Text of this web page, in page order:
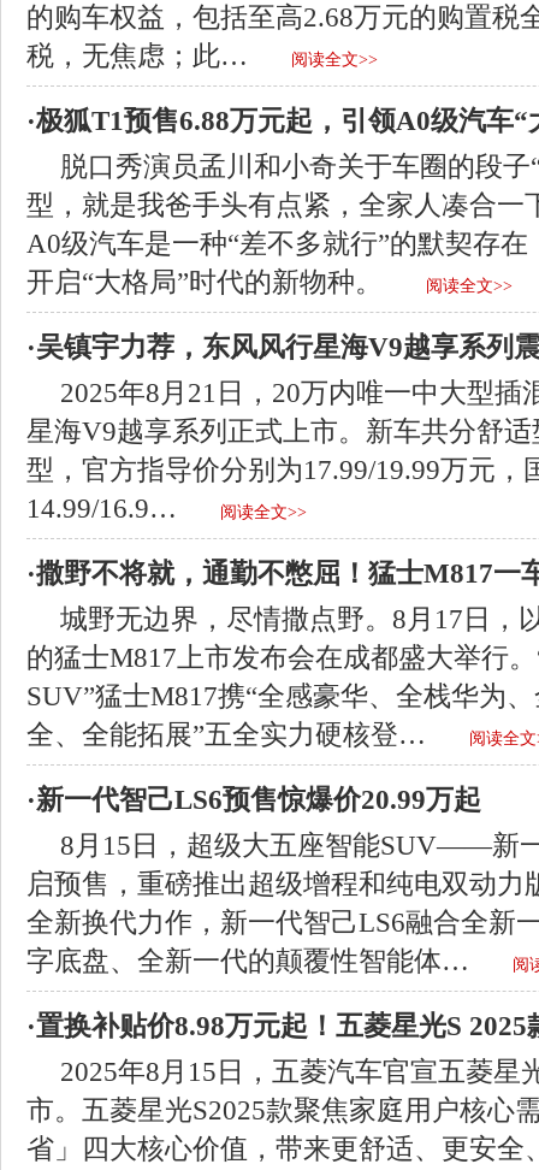
的购车权益，包括至高2.68万元的购置税
税，无焦虑；此…
阅读全文>>
·极狐T1预售6.88万元起，引领A0级汽车“
脱口秀演员孟川和小奇关于车圈的段子
型，就是我爸手头有点紧，全家人凑合一
A0级汽车是一种“差不多就行”的默契存
开启“大格局”时代的新物种。
阅读全文>>
·吴镇宇力荐，东风风行星海V9越享系列
2025年8月21日，20万内唯一中大型
星海V9越享系列正式上市。新车共分舒
型，官方指导价分别为17.99/19.99万元，
14.99/16.9…
阅读全文>>
·撒野不将就，通勤不憋屈！猛士M817一
城野无边界，尽情撒点野。8月17日，
的猛士M817上市发布会在成都盛大举行
SUV”猛士M817携“全感豪华、全栈华为
全、全能拓展”五全实力硬核登…
阅读全
·新一代智己LS6预售惊爆价20.99万起
8月15日，超级大五座智能SUV——新
启预售，重磅推出超级增程和纯电双动力
全新换代力作，新一代智己LS6融合全新
字底盘、全新一代的颠覆性智能体…
阅
·置换补贴价8.98万元起！五菱星光S 2025
2025年8月15日，五菱汽车官宣五菱星
市。五菱星光S2025款聚焦家庭用户核心
省」四大核心价值，带来更舒适、更安全